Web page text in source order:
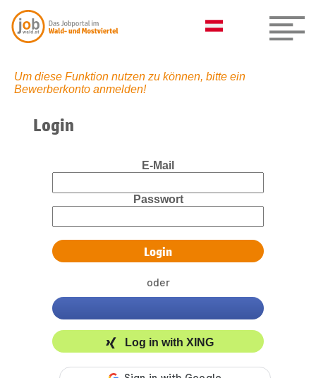
Um diese Funktion nutzen zu können, bitte ein
Bewerberkonto anmelden!
Login
E-Mail
Passwort
oder
Log in with XING